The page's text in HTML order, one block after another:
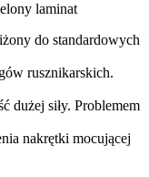
laminat
do standardowych
rusznikarskich.
dużej siły. Problemem
nakrętki mocującej